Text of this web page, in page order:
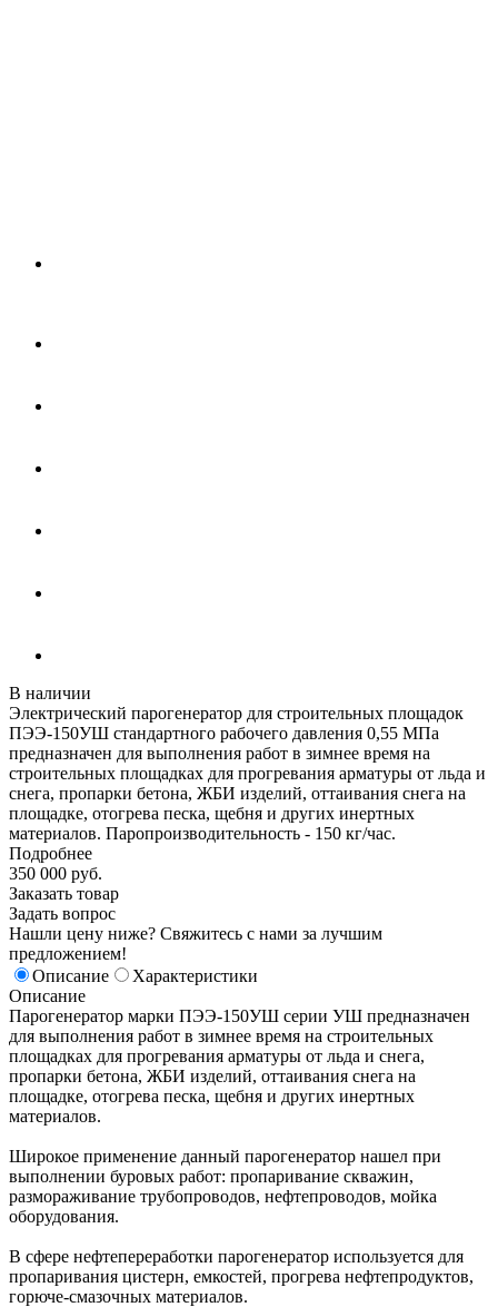
В наличии
Электрический парогенератор для строительных площадок
ПЭЭ-150УШ стандартного рабочего давления 0,55 МПа
предназначен для выполнения работ в зимнее время на
строительных площадках для прогревания арматуры от льда и
снега, пропарки бетона, ЖБИ изделий, оттаивания снега на
площадке, отогрева песка, щебня и других инертных
материалов. Паропроизводительность - 150 кг/час.
Подробнее
350 000 руб.
Заказать товар
Задать вопрос
Нашли цену ниже? Свяжитесь с нами за лучшим
предложением!
Описание
Характеристики
Описание
Парогенератор марки ПЭЭ-150УШ серии УШ предназначен
для выполнения работ в зимнее время на строительных
площадках для прогревания арматуры от льда и снега,
пропарки бетона, ЖБИ изделий, оттаивания снега на
площадке, отогрева песка, щебня и других инертных
материалов.
Широкое применение данный парогенератор нашел при
выполнении буровых работ: пропаривание скважин,
размораживание трубопроводов, нефтепроводов, мойка
оборудования.
В сфере нефтепереработки парогенератор используется для
пропаривания цистерн, емкостей, прогрева нефтепродуктов,
горюче-смазочных материалов.